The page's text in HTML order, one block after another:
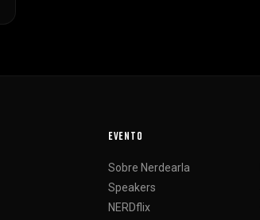
EVENTO
Sobre Nerdearla
Speakers
NERDflix